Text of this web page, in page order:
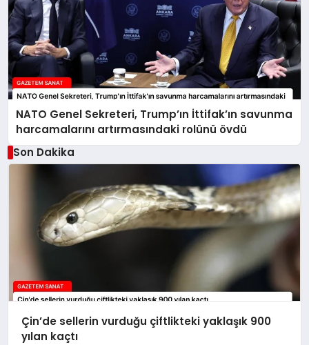
NATO Genel Sekreteri, Trump’ın İttifak’ın savunma
harcamalarını artırmasındaki rolünü övdü
Son Dakika
Çin’de sellerin vurduğu çiftlikteki yaklaşık 900
yılan kaçtı